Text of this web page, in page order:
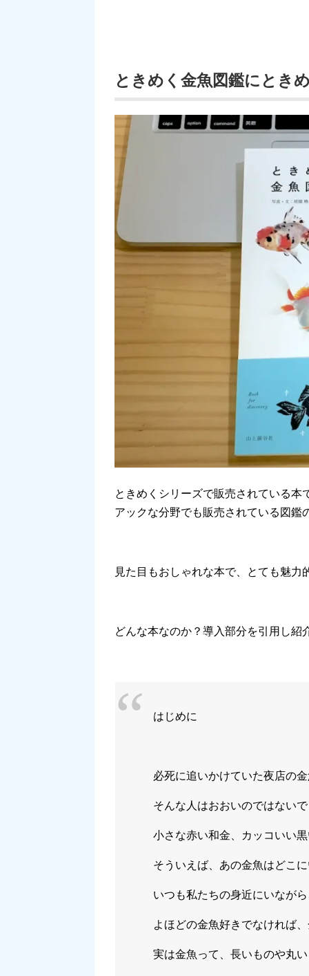
ときめく金魚図鑑にとき
ときめくシリーズで販売されている本
アックな分野でも販売されている図鑑
見た目もおしゃれな本で、とても魅力
どんな本なのか？導入部分を引用し紹
はじめに
必死に追いかけていた夜店の
そんな人はおおいのではない
小さな赤い和金、カッコいい
そういえば、あの金魚はどこ
いつも私たちの身近にいなが
よほどの金魚好きでなければ
実は金魚って、長いものや丸